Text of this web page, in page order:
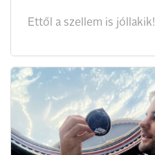
Ettől a szellem is jóllakik!